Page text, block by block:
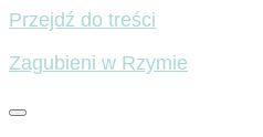
Przejdź do treści
Zagubieni w Rzymie